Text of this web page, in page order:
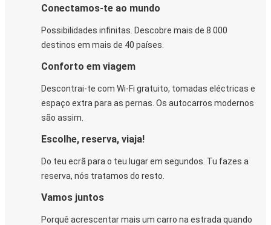
Conectamos-te ao mundo
Possibilidades infinitas. Descobre mais de 8 000
destinos em mais de 40 países.
Conforto em viagem
Descontrai-te com Wi-Fi gratuito, tomadas eléctricas e
espaço extra para as pernas. Os autocarros modernos
são assim.
Escolhe, reserva, viaja!
Do teu ecrã para o teu lugar em segundos. Tu fazes a
reserva, nós tratamos do resto.
Vamos juntos
Porquê acrescentar mais um carro na estrada quando